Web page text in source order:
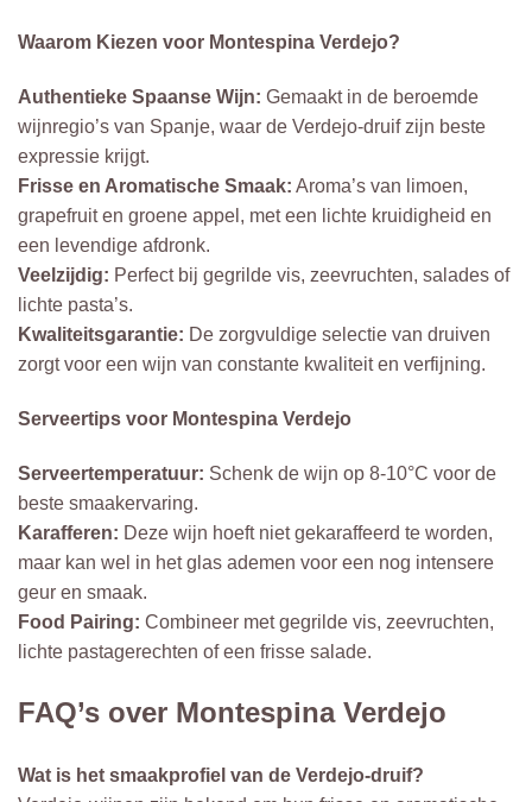
Waarom Kiezen voor Montespina Verdejo?
Authentieke Spaanse Wijn: Gemaakt in de beroemde
wijnregio’s van Spanje, waar de Verdejo-druif zijn beste
expressie krijgt.
Frisse en Aromatische Smaak: Aroma’s van limoen,
grapefruit en groene appel, met een lichte kruidigheid en
een levendige afdronk.
Veelzijdig: Perfect bij gegrilde vis, zeevruchten, salades of
lichte pasta’s.
Kwaliteitsgarantie: De zorgvuldige selectie van druiven
zorgt voor een wijn van constante kwaliteit en verfijning.
Serveertips voor Montespina Verdejo
Serveertemperatuur: Schenk de wijn op 8-10°C voor de
beste smaakervaring.
Karafferen: Deze wijn hoeft niet gekaraffeerd te worden,
maar kan wel in het glas ademen voor een nog intensere
geur en smaak.
Food Pairing: Combineer met gegrilde vis, zeevruchten,
lichte pastagerechten of een frisse salade.
FAQ’s over Montespina Verdejo
Wat is het smaakprofiel van de Verdejo-druif?